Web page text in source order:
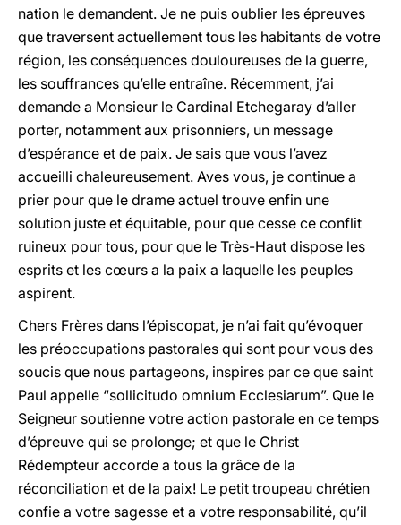
nation le demandent. Je ne puis oublier les épreuves
que traversent actuellement tous les habitants de votre
région, les conséquences douloureuses de la guerre,
les souffrances qu’elle entraîne. Récemment, j’ai
demande a Monsieur le Cardinal Etchegaray d’aller
porter, notamment aux prisonniers, un message
d’espérance et de paix. Je sais que vous l’avez
accueilli chaleureusement. Aves vous, je continue a
prier pour que le drame actuel trouve enfin une
solution juste et équitable, pour que cesse ce conflit
ruineux pour tous, pour que le Très-Haut dispose les
esprits et les cœurs a la paix a laquelle les peuples
aspirent.
Chers Frères dans l’épiscopat, je n’ai fait qu’évoquer
les préoccupations pastorales qui sont pour vous des
soucis que nous partageons, inspires par ce que saint
Paul appelle “sollicitudo omnium Ecclesiarum”. Que le
Seigneur soutienne votre action pastorale en ce temps
d’épreuve qui se prolonge; et que le Christ
Rédempteur accorde a tous la grâce de la
réconciliation et de la paix! Le petit troupeau chrétien
confie a votre sagesse et a votre responsabilité, qu’il